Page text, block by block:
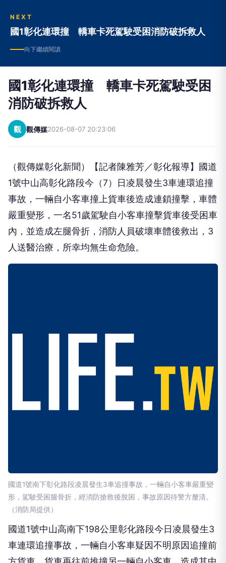
NEXT
國1彰化連環撞 轎車卡死駕駛受困消防破拆救人
向下繼續閱讀
國1彰化連環撞 轎車卡死駕駛受困
消防破拆救人
觀 觀傳媒2026-08-07 20:23:06
（觀傳媒彰化新聞）【記者陳雅芳／彰化報導】國道
1號中山高彰化路段今（7）日凌晨發生3車連環追撞
事故，一輛自小客車撞上貨車後造成連鎖撞擊，車體
嚴重變形，一名51歲駕駛自小客車撞擊貨車後受困車
內，並造成左腿骨折，消防人員破壞車體後救出，3
人送醫治療，所幸均無生命危險。
國道1號南下彰化路段凌晨發生3車追撞事故，一輛自小客車嚴重變
形，駕駛受困腿骨折，經消防搶救後脫困，事故原因待警方釐清。
（消防局提供）
國道1號中山高南下198公里彰化路段今日凌晨發生3
車連環追撞事故，一輛自小客車疑因不明原因追撞前